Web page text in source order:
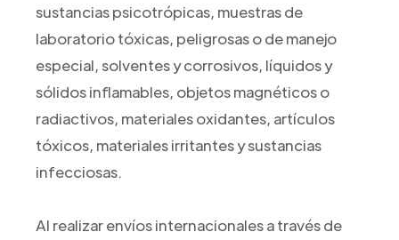
sustancias psicotrópicas, muestras de
laboratorio tóxicas, peligrosas o de manejo
especial, solventes y corrosivos, líquidos y
sólidos inflamables, objetos magnéticos o
radiactivos, materiales oxidantes, artículos
tóxicos, materiales irritantes y sustancias
infecciosas.
Al realizar envíos internacionales a través de